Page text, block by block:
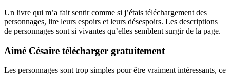
Un livre qui m’a fait sentir comme si j’étais téléchargement des
personnages, lire leurs espoirs et leurs désespoirs. Les descriptions
de personnages sont si vivantes qu’elles semblent surgir de la page.
Aimé Césaire télécharger gratuitement
Les personnages sont trop simples pour être vraiment intéressants, ce